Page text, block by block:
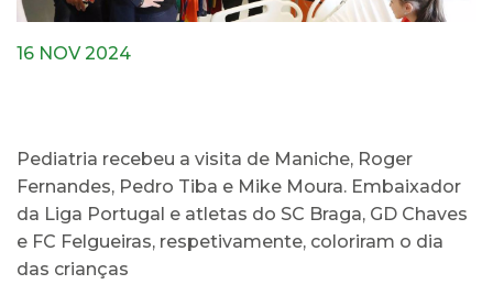
16 NOV 2024
Pediatria recebeu a visita de Maniche, Roger
Fernandes, Pedro Tiba e Mike Moura. Embaixador
da Liga Portugal e atletas do SC Braga, GD Chaves
e FC Felgueiras, respetivamente, coloriram o dia
das crianças